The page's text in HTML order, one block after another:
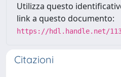
Utilizza questo
link a questo documento:
https://hdl.handle.net/
Citazioni